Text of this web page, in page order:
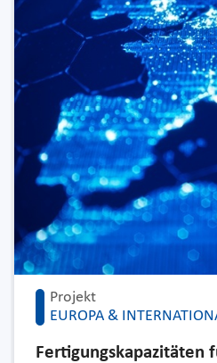
Projekt
EUROPA &
Fertigungskapazitäten